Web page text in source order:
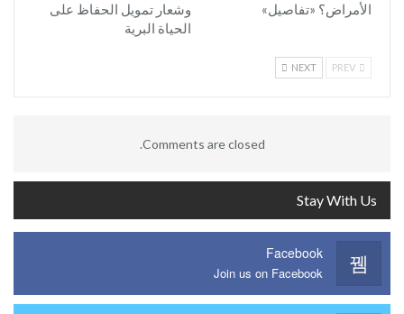
الأمراض؟ «تفاصيل»
وشعار تمويل الحفاظ على
الحياة البرية
NEXT
Comments are closed.
Stay With Us
Facebook
Join us on Facebook